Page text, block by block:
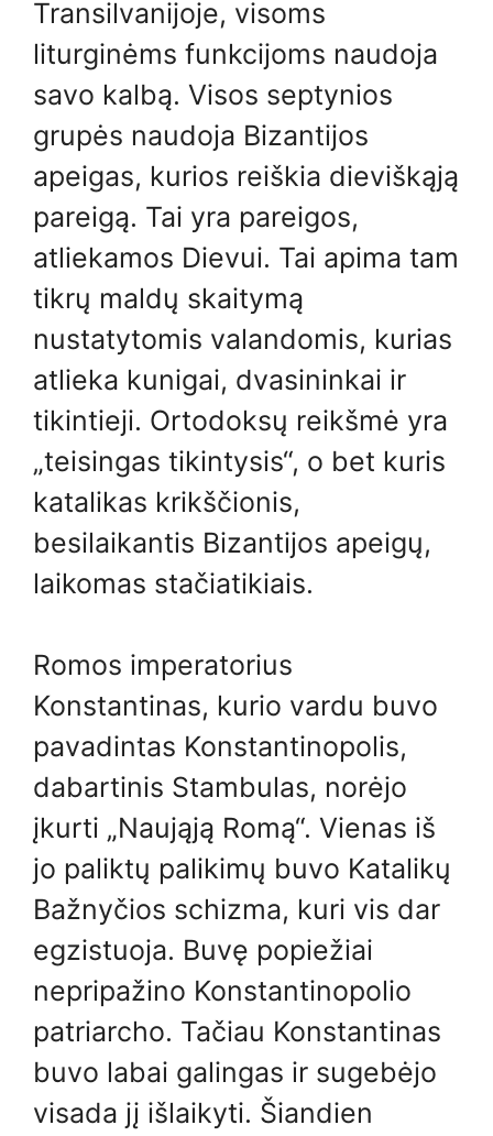
Transilvanijoje, visoms
liturginėms funkcijoms naudoja
savo kalbą. Visos septynios
grupės naudoja Bizantijos
apeigas, kurios reiškia dieviškąją
pareigą. Tai yra pareigos,
atliekamos Dievui. Tai apima tam
tikrų maldų skaitymą
nustatytomis valandomis, kurias
atlieka kunigai, dvasininkai ir
tikintieji. Ortodoksų reikšmė yra
„teisingas tikintysis“, o bet kuris
katalikas krikščionis,
besilaikantis Bizantijos apeigų,
laikomas stačiatikiais.
Romos imperatorius
Konstantinas, kurio vardu buvo
pavadintas Konstantinopolis,
dabartinis Stambulas, norėjo
įkurti „Naująją Romą“. Vienas iš
jo paliktų palikimų buvo Katalikų
Bažnyčios schizma, kuri vis dar
egzistuoja. Buvę popiežiai
nepripažino Konstantinopolio
patriarcho. Tačiau Konstantinas
buvo labai galingas ir sugebėjo
visada jį išlaikyti. Šiandien